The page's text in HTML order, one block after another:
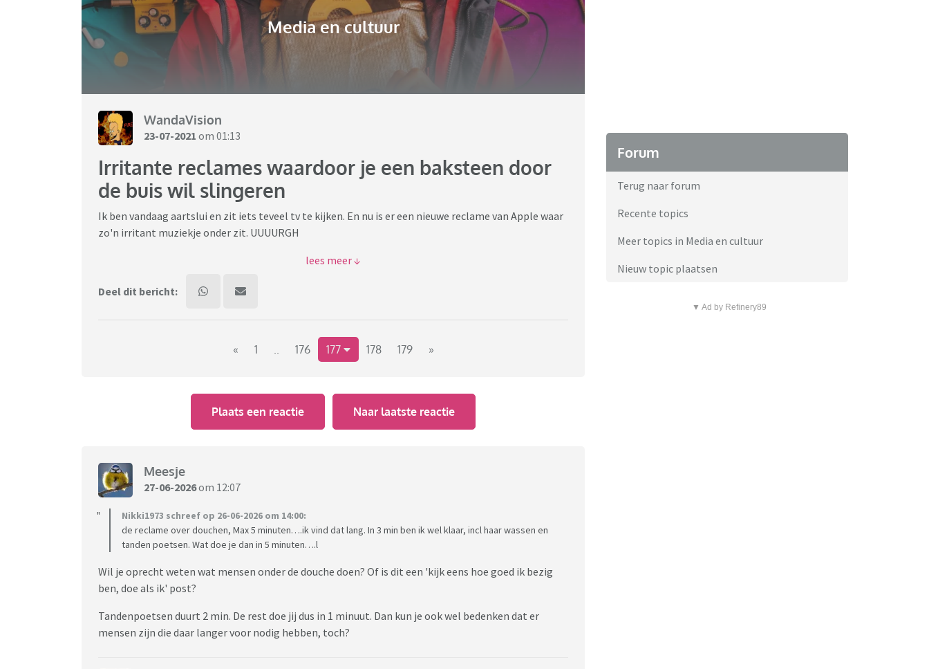
Media en cultuur
WandaVision
23-07-2021 om 01:13
Irritante reclames waardoor je een baksteen door
de buis wil slingeren
Ik ben vandaag aartslui en zit iets teveel tv te kijken. En nu is er een nieuwe reclame van Apple waar
zo'n irritant muziekje onder zit. UUUURGH
Verder vind ik de huidige Hello Fresh heel shitty want de stem in die reclame klinkt heel schel en
Van welke reclames krijgen jullie acute jeuk, moordneigingen of raak je lichtelijk geirriteerd?
Deel dit bericht:
« 1 .. 176 177 178 179 »
Plaats een reactie Naar laatste reactie
Meesje
27-06-2026om 12:07
Nikki1973 schreef op 26-06-2026 om 14:00:
de reclame over douchen, Max 5 minuten….ik vind dat lang. In 3 min ben ik wel klaar, incl haar wassen en
tanden poetsen. Wat doe je dan in 5 minuten….l
Wil je oprecht weten wat mensen onder de douche doen? Of is dit een 'kijk eens hoe goed ik bezig
ben, doe als ik' post?
Tandenpoetsen duurt 2 min. De rest doe jij dus in 1 minuut. Dan kun je ook wel bedenken dat er
mensen zijn die daar langer voor nodig hebben, toch?
Forum
Terug naar forum
Recente topics
Meer topics in Media en cultuur
Nieuw topic plaatsen
▼ Ad by Refinery89